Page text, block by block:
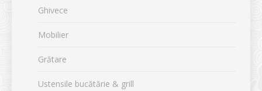
Ghivece
Mobilier
Grătare
Ustensile bucătărie & grill